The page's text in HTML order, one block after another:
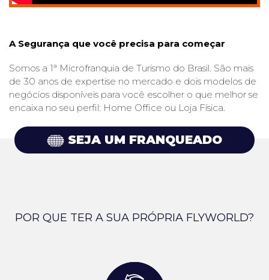
A Segurança que você precisa para começar
Somos a 1ª Microfranquia de Turismo do Brasil. São mais
de 30 anos de expertise no mercado e dois modelos de
negócios disponíveis para você escolher o que melhor se
encaixa no seu perfil: Home Office ou Loja Física.
SEJA UM FRANQUEADO
POR QUE TER A SUA PRÓPRIA FLYWORLD?